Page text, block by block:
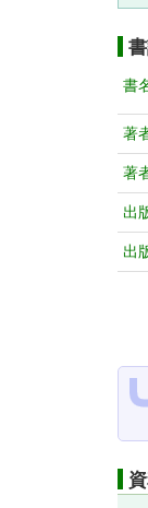
書
著
著
出
出